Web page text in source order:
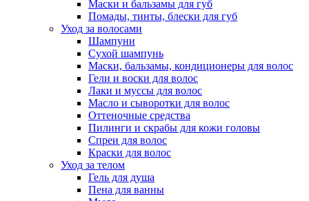
Маски и бальзамы для губ
Помады, тинты, блески для губ
Уход за волосами
Шампуни
Сухой шампунь
Маски, бальзамы, кондиционеры для волос
Гели и воски для волос
Лаки и муссы для волос
Масло и сыворотки для волос
Оттеночные средства
Пилинги и скрабы для кожи головы
Спреи для волос
Краски для волос
Уход за телом
Гель для душа
Пена для ванны